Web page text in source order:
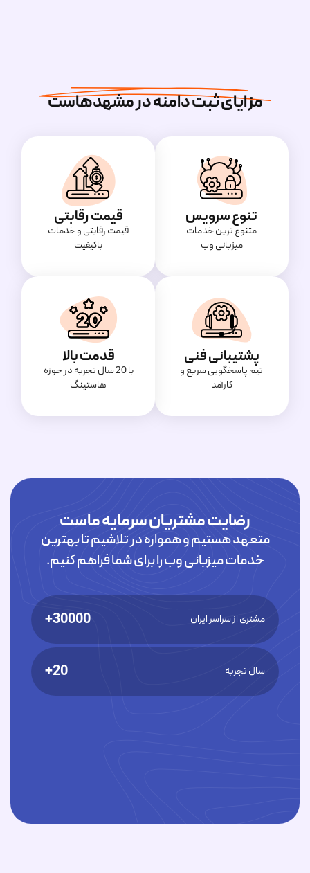
مزایای ثبت دامنه در مشهدهاست
تنوع سرویس
متنوع ترین خدمات
میزبانی وب
قیمت رقابتی
قیمت‌ رقابتی و خدمات
باکیفیت
پشتیبانی فنی
تیم پاسخگویی سریع و
کارآمد
قدمت بالا
با 20 سال تجربه در حوزه
هاستینگ
رضایت مشتریان سرمایه ماست
متعهد هستیم و همواره در تلاشیم تا بهترین
خدمات میزبانی وب را برای شما فراهم کنیم.
مشتری از سراسر ایران 30000+
سال تجربه 20+